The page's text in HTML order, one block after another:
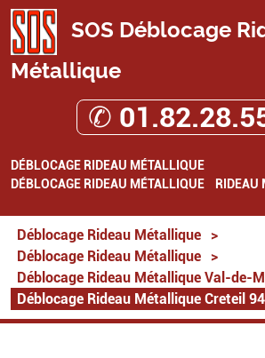
SOS Déblocage
Métallique
✆
DÉBLOCAGE RIDEAU MÉTALLIQUE
DÉBLOCAGE RIDEAU MÉTALLIQUE
RIDEAU
Déblocage Rideau Métallique
>
Déblocage Rideau Métallique
>
Déblocage Rideau Métallique Val-de-
Déblocage Rideau Métallique Creteil